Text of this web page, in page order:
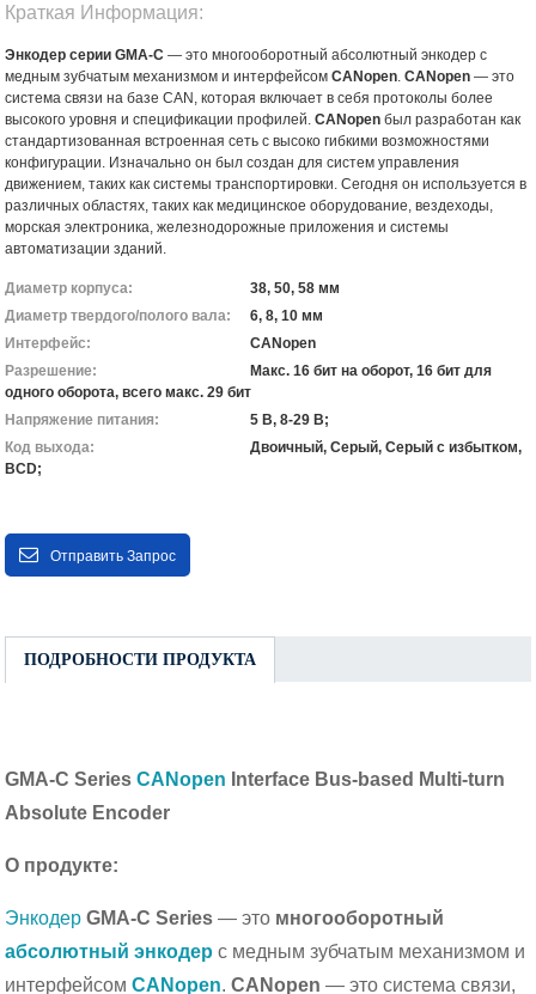
Краткая Информация:
Энкодер серии GMA-C — это многооборотный абсолютный энкодер с
медным зубчатым механизмом и интерфейсомCANopen .CANopen — это
система связи на базе CAN, которая включает в себя протоколы более
высокого уровня и спецификации профилей.CANopen был разработан как
стандартизованная встроенная сеть с высоко гибкими возможностями
конфигурации. Изначально он был создан для систем управления
движением, таких как системы транспортировки. Сегодня он используется в
различных областях, таких как медицинское оборудование, вездеходы,
морская электроника, железнодорожные приложения и системы
автоматизации зданий.
Диаметр корпуса:
38, 50, 58 мм
Диаметр твердого/полого вала:
6, 8, 10 мм
Интерфейс:
CANopen
Разрешение:
Макс. 16 бит на оборот, 16 бит для
одного оборота, всего макс. 29 бит
Напряжение питания:
5 В, 8-29 В;
Код выхода:
Двоичный, Серый, Серый с избытком,
BCD;
Отправить Запрос
ПОДРОБНОСТИ ПРОДУКТА
GMA-C SeriesCANopen Interface Bus-based Multi-turn
Absolute Encoder
О продукте:
Энкодер GMA-C Series — это многооборотный
абсолютный энкодер с медным зубчатым механизмом и
интерфейсомCANopen.CANopen — это система связи,